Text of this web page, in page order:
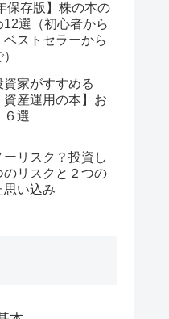
保存版】株の本の
12選（初心者から
ベストセラーから
資家がすすめる
資産運用の本】お
６選
ーリスク？投資し
のリスクと２つの
思い込み